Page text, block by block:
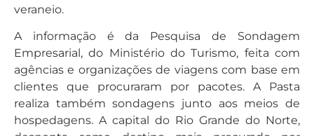
veraneio.
A informação é da Pesquisa de Sondagem
Empresarial, do Ministério do Turismo, feita com
agências e organizações de viagens com base em
clientes que procuraram por pacotes. A Pasta
realiza também sondagens junto aos meios de
hospedagens. A capital do Rio Grande do Norte,